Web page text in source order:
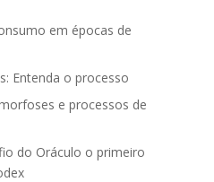
em épocas de
Entenda o processo
e processos de
do Oráculo o primeiro